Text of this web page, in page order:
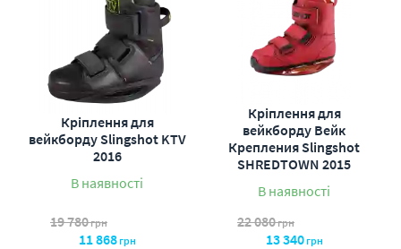
Кріплення для
вейкборду Slingshot KTV
2016
В наявності
19 780грн
11 868грн
Кріплення для
вейкборду Вейк
Крепления Slingshot
SHREDTOWN 2015
В наявності
22 080грн
13 340грн